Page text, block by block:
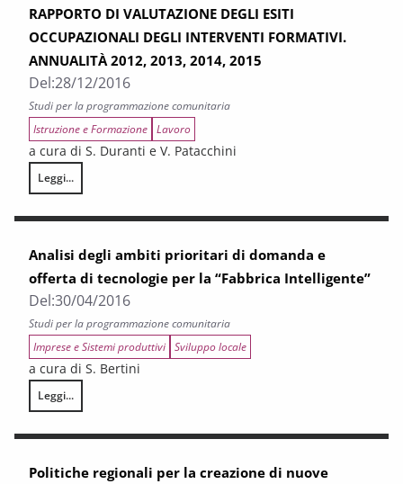
RAPPORTO DI VALUTAZIONE DEGLI ESITI
OCCUPAZIONALI DEGLI INTERVENTI FORMATIVI.
ANNUALITÀ 2012, 2013, 2014, 2015
Del:28/12/2016
Studi per la programmazione comunitaria
Istruzione e Formazione Lavoro
a cura di S. Duranti e V. Patacchini
Leggi...
RAPPORTO DI VALUTAZIONE DEGLI ESITI OCCUPAZIONALI DEGLI
Analisi degli ambiti prioritari di domanda e
offerta di tecnologie per la “Fabbrica Intelligente”
Del:30/04/2016
Studi per la programmazione comunitaria
Imprese e Sistemi produttivi Sviluppo locale
a cura di S. Bertini
Leggi...
Analisi degli ambiti prioritari di domanda e offerta di tecnologie per la
Politiche regionali per la creazione di nuove